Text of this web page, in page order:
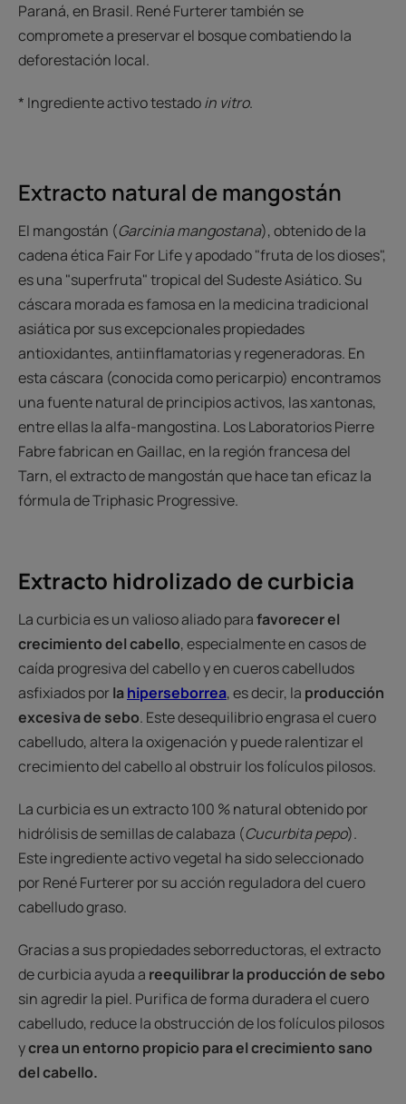
Paraná, en Brasil. René Furterer también se
compromete a preservar el bosque combatiendo la
deforestación local.
* Ingrediente activo testadoin vitro.
Extracto natural de mangostán
El mangostán (Garcinia mangostana), obtenido de la
cadena ética Fair For Life y apodado "fruta de los dioses",
es una "superfruta" tropical del Sudeste Asiático. Su
cáscara morada es famosa en la medicina tradicional
asiática por sus excepcionales propiedades
antioxidantes, antiinflamatorias y regeneradoras. En
esta cáscara (conocida como pericarpio) encontramos
una fuente natural de principios activos, las xantonas,
entre ellas la alfa-mangostina. Los Laboratorios Pierre
Fabre fabrican en Gaillac, en la región francesa del
Tarn, el extracto de mangostán que hace tan eficaz la
fórmula de Triphasic Progressive.
Extracto hidrolizado de curbicia
La curbicia es un valioso aliado parafavorecer el
crecimiento del cabello, especialmente en casos de
caída progresiva del cabello y en cueros cabelludos
asfixiados porlahiperseborrea, es decir, la producción
excesiva de sebo. Este desequilibrio engrasa el cuero
cabelludo, altera la oxigenación y puede ralentizar el
crecimiento del cabello al obstruir los folículos pilosos.
La curbicia es un extracto 100 % natural obtenido por
hidrólisis de semillas de calabaza (Cucurbita pepo).
Este ingrediente activo vegetal ha sido seleccionado
por René Furterer por su acción reguladora del cuero
cabelludo graso.
Gracias a sus propiedades seborreductoras, el extracto
de curbicia ayuda a reequilibrar la producción de sebo
sin agredir la piel. Purifica de forma duradera el cuero
cabelludo, reduce la obstrucción de los folículos pilosos
ycrea un entorno propicio para el crecimiento sano
del cabello.